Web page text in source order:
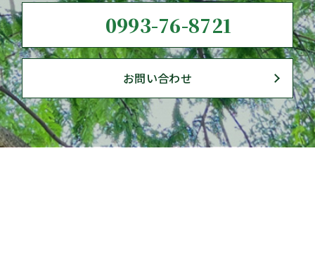
0993-76-8721
お問い合わせ